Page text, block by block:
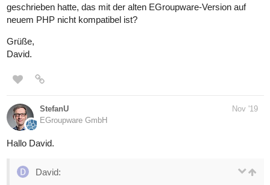
geschrieben hatte, das mit der alten EGroupware-Version auf
neuem PHP nicht kompatibel ist?
Grüße,
David.
StefanU
EGroupware GmbH
Nov '19
Hallo David.
David: